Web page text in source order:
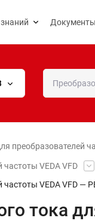
преобразователей
VEDA VFD
VEDA VFD —
тока